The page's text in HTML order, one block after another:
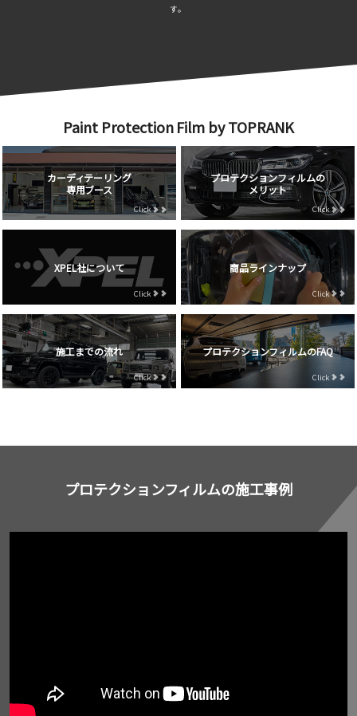
す。
Paint Protection Film by TOPRANK
カーディテーリング
専用ブース
Click
プロテクションフィルムの
メリット
Click
XPEL社について
Click
商品ラインナップ
Click
施工までの流れ
Click
プロテクションフィルムのFAQ
Click
プロテクションフィルムの施工事例